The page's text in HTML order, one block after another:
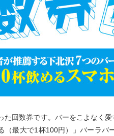
た回数券です。バーをこよなく
最大で1杯100円）」バーラバ